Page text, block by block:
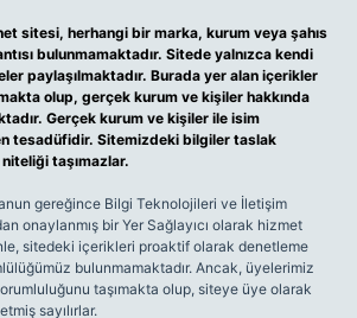
sitesi, herhangi bir marka, kurum veya şahıs
bulunmamaktadır. Sitede yalnızca kendi
paylaşılmaktadır. Burada yer alan içerikler
olup, gerçek kurum ve kişiler hakkında
Gerçek kurum ve kişiler ile isim
tesadüfidir. Sitemizdeki bilgiler taslak
taşımazlar.
gereğince Bilgi Teknolojileri ve İletişim
onaylanmış bir Yer Sağlayıcı olarak hizmet
sitedeki içerikleri proaktif olarak denetleme
bulunmamaktadır. Ancak, üyelerimiz
taşımakta olup, siteye üye olarak
sayılırlar.